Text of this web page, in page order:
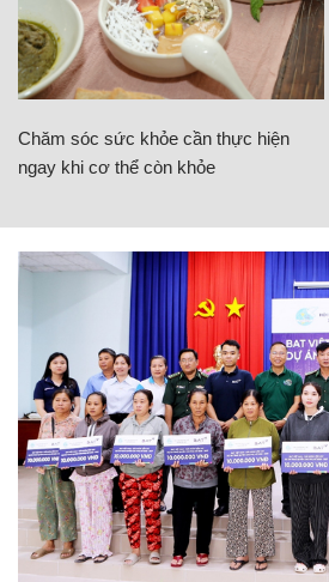
Chăm sóc sức khỏe cần thực hiện
ngay khi cơ thể còn khỏe